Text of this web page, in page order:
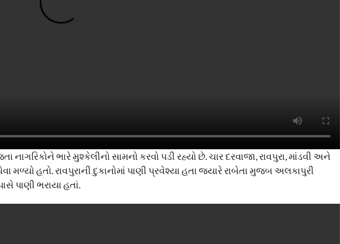
નાગરિકોને ભારે મુશ્કેલીનો સામનો કરવો પડી રહ્યો છે. ચાર દરવાજા, રાવપુરા, માંડવી અને
મળ્યો હતો. રાવપુરાની દુકાનોમાં પાણી પ્રવેશ્યા હતા જ્યારે રાબેતા મુજબ અલકાપુરી
પાણી ભરાયા હતાં.